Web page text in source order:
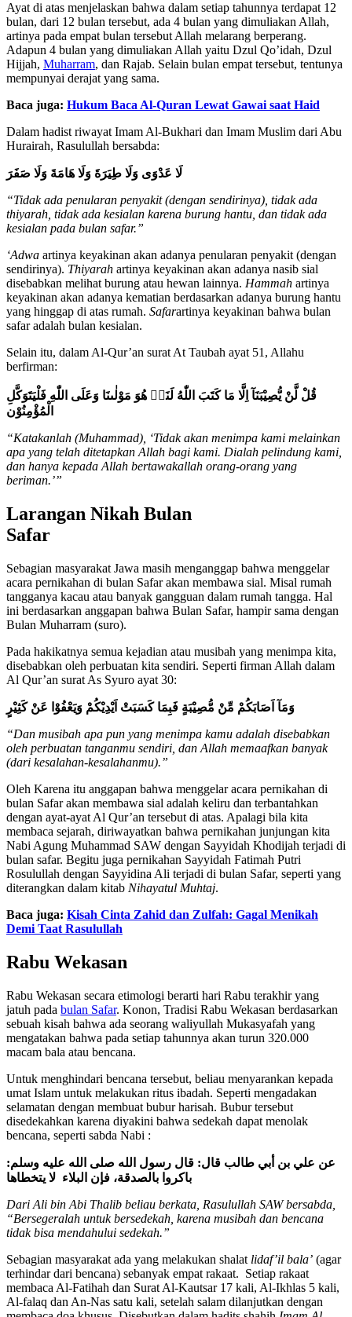
Ayat di atas menjelaskan bahwa dalam setiap tahunnya terdapat 12
bulan, dari 12 bulan tersebut, ada 4 bulan yang dimuliakan Allah,
artinya pada empat bulan tersebut Allah melarang berperang.
Adapun 4 bulan yang dimuliakan Allah yaitu Dzul Qo’idah, Dzul
Hijjah, Muharram, dan Rajab. Selain bulan empat tersebut, tentunya
mempunyai derajat yang sama.
Baca juga: Hukum Baca Al-Quran Lewat Gawai saat Haid
Dalam hadist riwayat Imam Al-Bukhari dan Imam Muslim dari Abu
Hurairah, Rasulullah bersabda:
لَا عَدْوَى وَلَا طِيَرَةَ وَلَا هَامَةَ وَلَا صَفَرَ
“Tidak ada penularan penyakit (dengan sendirinya), tidak ada
thiyarah, tidak ada kesialan karena burung hantu, dan tidak ada
kesialan pada bulan safar.”
‘Adwa artinya keyakinan akan adanya penularan penyakit (dengan
sendirinya). Thiyarah artinya keyakinan akan adanya nasib sial
disebabkan melihat burung atau hewan lainnya. Hammah artinya
keyakinan akan adanya kematian berdasarkan adanya burung hantu
yang hinggap di atas rumah. Safarartinya keyakinan bahwa bulan
safar adalah bulan kesialan.
Selain itu, dalam Al-Qur’an surat At Taubah ayat 51, Allahu
berfirman:
قُلْ لَّنْ يُّصِيْبَنَآ اِلَّا مَا كَتَبَ اللّٰهُ لَنَاۚ هُوَ مَوْلٰىنَا وَعَلَى اللّٰهِ فَلْيَتَوَكَّلِ
الْمُؤْمِنُوْن
“Katakanlah (Muhammad), ‘Tidak akan menimpa kami melainkan
apa yang telah ditetapkan Allah bagi kami. Dialah pelindung kami,
dan hanya kepada Allah bertawakallah orang-orang yang
beriman.’”
Larangan Nikah Bulan
Safar
Sebagian masyarakat Jawa masih menganggap bahwa menggelar
acara pernikahan di bulan Safar akan membawa sial. Misal rumah
tangganya kacau atau banyak gangguan dalam rumah tangga. Hal
ini berdasarkan anggapan bahwa Bulan Safar, hampir sama dengan
Bulan Muharram (suro).
Pada hakikatnya semua kejadian atau musibah yang menimpa kita,
disebabkan oleh perbuatan kita sendiri. Seperti firman Allah dalam
Al Qur’an surat As Syuro ayat 30:
وَمَآ اَصَابَكُمْ مِّنْ مُّصِيْبَةٍ فَبِمَا كَسَبَتْ اَيْدِيْكُمْ وَيَعْفُوْا عَنْ كَثِيْرٍ
“Dan musibah apa pun yang menimpa kamu adalah disebabkan
oleh perbuatan tanganmu sendiri, dan Allah memaafkan banyak
(dari kesalahan-kesalahanmu).”
Oleh Karena itu anggapan bahwa menggelar acara pernikahan di
bulan Safar akan membawa sial adalah keliru dan terbantahkan
dengan ayat-ayat Al Qur’an tersebut di atas. Apalagi bila kita
membaca sejarah, diriwayatkan bahwa pernikahan junjungan kita
Nabi Agung Muhammad SAW dengan Sayyidah Khodijah terjadi di
bulan safar. Begitu juga pernikahan Sayyidah Fatimah Putri
Rosulullah dengan Sayyidina Ali terjadi di bulan Safar, seperti yang
diterangkan dalam kitab Nihayatul Muhtaj.
Baca juga: Kisah Cinta Zahid dan Zulfah: Gagal Menikah
Demi Taat Rasulullah
Rabu Wekasan
Rabu Wekasan secara etimologi berarti hari Rabu terakhir yang
jatuh pada bulan Safar. Konon, Tradisi Rabu Wekasan berdasarkan
sebuah kisah bahwa ada seorang waliyullah Mukasyafah yang
mengatakan bahwa pada setiap tahunnya akan turun 320.000
macam bala atau bencana.
Untuk menghindari bencana tersebut, beliau menyarankan kepada
umat Islam untuk melakukan ritus ibadah. Seperti mengadakan
selamatan dengan membuat bubur harisah. Bubur tersebut
disedekahkan karena diyakini bahwa sedekah dapat menolak
bencana, seperti sabda Nabi :
عن علي بن أبي طالب قال: قال رسول الله صلى الله عليه وسلم:
باكروا بالصدقة، فإن البلاء لا يتخطاها
Dari Ali bin Abi Thalib beliau berkata, Rasulullah SAW bersabda,
“Bersegeralah untuk bersedekah, karena musibah dan bencana
tidak bisa mendahului sedekah.”
Sebagian masyarakat ada yang melakukan shalat lidaf’il bala’ (agar
terhindar dari bencana) sebanyak empat rakaat. Setiap rakaat
membaca Al-Fatihah dan Surat Al-Kautsar 17 kali, Al-Ikhlas 5 kali,
Al-falaq dan An-Nas satu kali, setelah salam dilanjutkan dengan